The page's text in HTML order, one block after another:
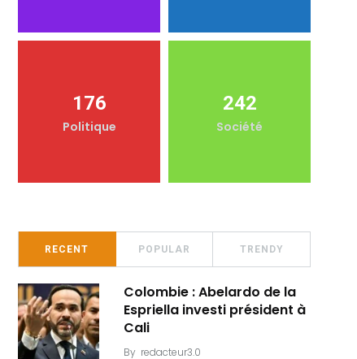
176
Politique
242
Société
RECENT POPULAR TRENDY
Colombie : Abelardo de la
Espriella investi président à
Cali
By redacteur3.0